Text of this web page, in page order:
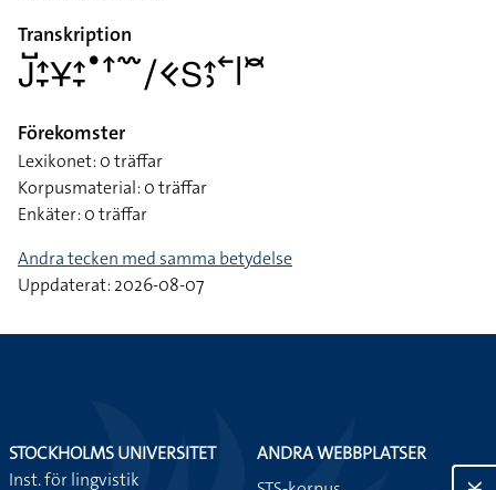
Transkription
􌤢􌤹􌤴􌥙􌥃􌤴􌥙􌤟􌦃􌥳􌥠􌤑􌥅􌤴􌤶􌥢􌥼􌥫
Förekomster
Lexikonet: 0 träffar
Korpusmaterial: 0 träffar
Enkäter: 0 träffar
Andra tecken med samma betydelse
Uppdaterat: 2026-08-07
STOCKHOLMS UNIVERSITET
Inst. för lingvistik
ANDRA WEBBPLATSER